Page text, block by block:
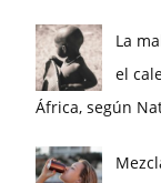
La
el
África, según